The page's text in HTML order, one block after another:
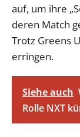
auf, um ihre
deren Match
Trotz Greens
erringen.
Siehe auch
Rolle NXT